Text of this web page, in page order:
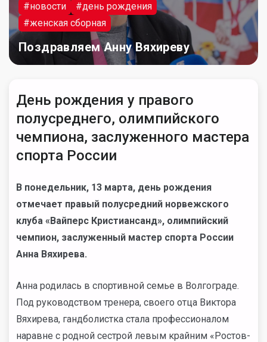
#новости
#день рождения
#женская сборная
Поздравляем Анну Вяхиреву
День рождения у правого
полусреднего, олимпийского
чемпиона, заслуженного мастера
спорта России
В понедельник, 13 марта, день рождения
отмечает правый полусредний норвежского
клуба «Вайперс Кристиансанд», олимпийский
чемпион, заслуженный мастер спорта России
Анна Вяхирева.
Анна родилась в спортивной семье в Волгограде.
Под руководством тренера, своего отца Виктора
Вяхирева, гандболистка стала профессионалом
наравне с родной сестрой левым крайним «Ростов-